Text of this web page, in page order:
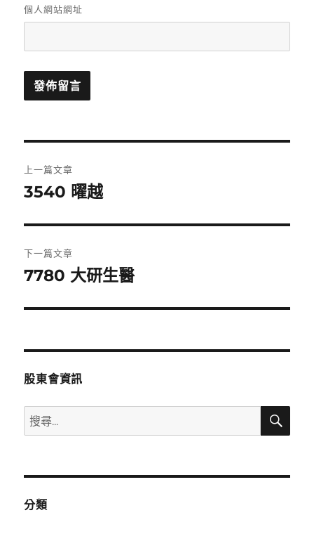
個人網站網址
章
覽
上一篇文章
上
篇
文
章:
3540 曜越
下一篇文章
下
篇
章:
7780 大研生醫
股東會資訊
搜
尋
鍵
搜
分類